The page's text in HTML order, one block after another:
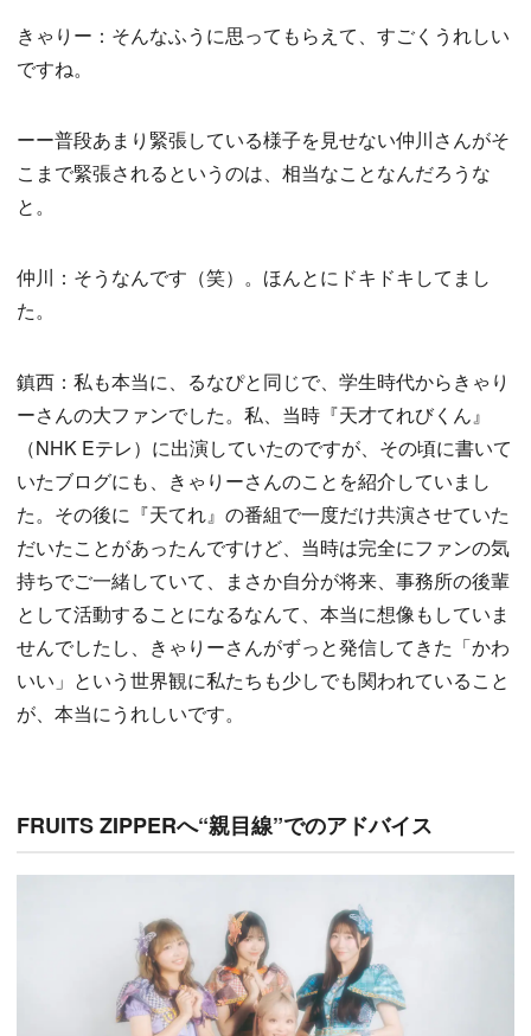
きゃりー：そんなふうに思ってもらえて、すごくうれしい
ですね。
ーー普段あまり緊張している様子を見せない仲川さんがそ
こまで緊張されるというのは、相当なことなんだろうな
と。
仲川：そうなんです（笑）。ほんとにドキドキしてまし
た。
鎮西：私も本当に、るなぴと同じで、学生時代からきゃり
ーさんの大ファンでした。私、当時『天才てれびくん』
（NHK Eテレ）に出演していたのですが、その頃に書いて
いたブログにも、きゃりーさんのことを紹介していまし
た。その後に『天てれ』の番組で一度だけ共演させていた
だいたことがあったんですけど、当時は完全にファンの気
持ちでご一緒していて、まさか自分が将来、事務所の後輩
として活動することになるなんて、本当に想像もしていま
せんでしたし、きゃりーさんがずっと発信してきた「かわ
いい」という世界観に私たちも少しでも関われていること
が、本当にうれしいです。
FRUITS ZIPPERへ“親目線”でのアドバイス